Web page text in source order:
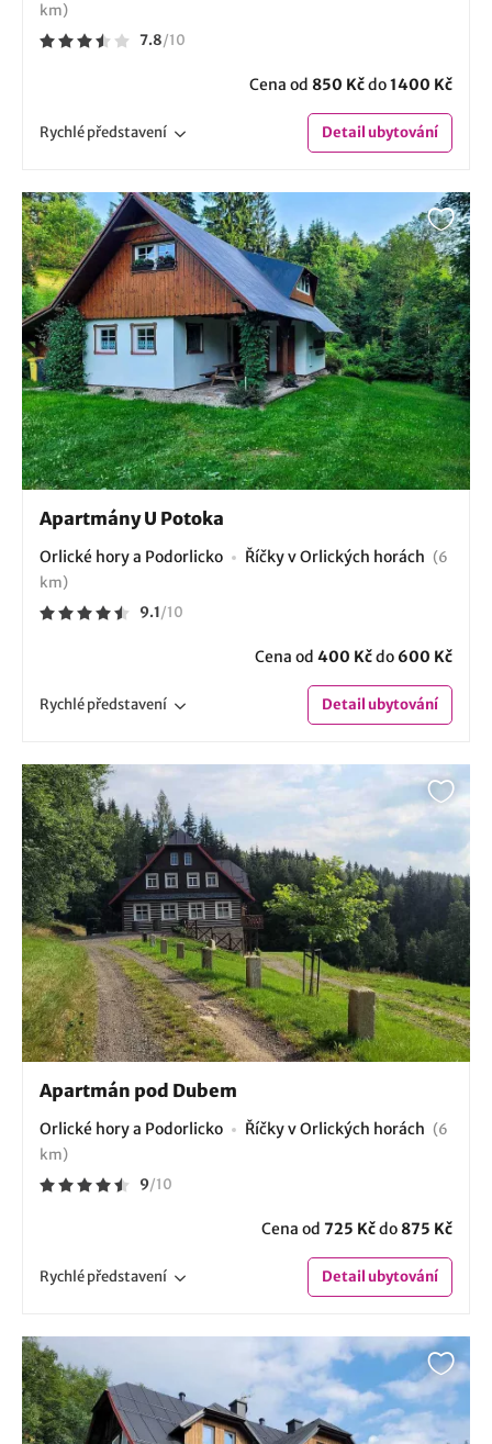
km)
7.8/10
Cena od 850 Kčdo1400 Kč
Rychlépředstavení Detailubytování
Apartmány U Potoka
Orlické hory a Podorlicko Říčky v Orlických horách (6
km)
9.1/10
Cena od 400 Kčdo 600 Kč
Rychlépředstavení Detailubytování
Apartmán pod Dubem
Orlické hory a Podorlicko Říčky v Orlických horách (6
km)
9/10
Cena od 725 Kčdo 875 Kč
Rychlépředstavení Detailubytování